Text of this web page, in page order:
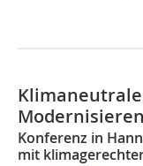
Modernisieren
Konferenz in
mit